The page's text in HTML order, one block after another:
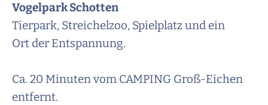
Vogelpark Schotten
Tierpark, Streichelzoo, Spielplatz und ein
Ort der Entspannung.
Ca. 20 Minuten vom CAMPING Groß-Eichen
entfernt.